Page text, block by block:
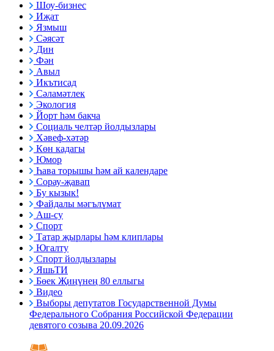
Шоу-бизнес
Иҗат
Язмыш
Сәясәт
Дин
Фән
Авыл
Икътисад
Сәламәтлек
Экология
Йорт һәм бакча
Социаль челтәр йолдызлары
Хәвеф-хәтәр
Көн кадагы
Юмор
Һава торышы һәм ай календаре
Сорау-җавап
Бу кызык!
Файдалы мәгълүмат
Аш-су
Спорт
Татар җырлары һәм клиплары
Югалту
Спорт йолдызлары
ЯшьТИ
Бөек Җиңүнең 80 еллыгы
Видео
Выборы депутатов Государственной Думы
Федерального Собрания Российской Федерации
девятого созыва 20.09.2026